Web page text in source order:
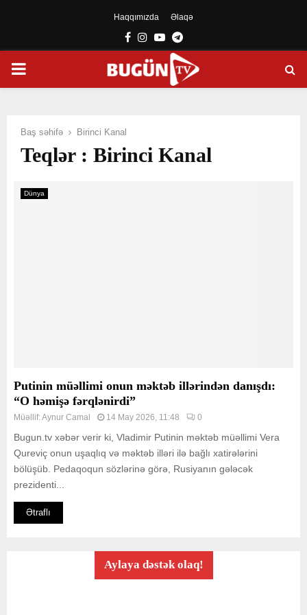
Haqqımızda Əlaqə
Facebook
Instagram
YoutubeTelegram
PRIMARY
Baş səhifə Birinci Kanal
Teqlər : Birinci Kanal
Dünya
Putinin müəllimi onun məktəb illərindən danışdı:
“O həmişə fərqlənirdi”
Müəllif:Aynur Camal 14 May 2026, 11:48 0
Bugun.tv xəbər verir ki, Vladimir Putinin məktəb müəllimi Vera
Qureviç onun uşaqlıq və məktəb illəri ilə bağlı xatirələrini
bölüşüb. Pedaqoqun sözlərinə görə, Rusiyanın gələcək
prezidenti...
Ətraflı
Aylaya dəstək olaq!